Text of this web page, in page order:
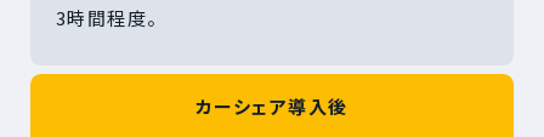
3時間程度。
カーシェア導入後